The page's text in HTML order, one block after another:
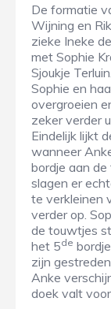
De formatie
Wijning en
zieke Ineke
met Sophie
Sjoukje
Sophie en
overgroeien
zeker verder
Eindelijk lijkt
wanneer
bordje aan
slagen er
te verkleinen
verder op.
de touwtjes
het 5de
zijn
Anke
doek valt